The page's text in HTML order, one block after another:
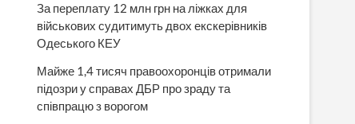
За переплату 12 млн грн на ліжках для
військових судитимуть двох екскерівників
Одеського КЕУ
Майже 1,4 тисяч правоохоронців отримали
підозри у справах ДБР про зраду та
співпрацю з ворогом